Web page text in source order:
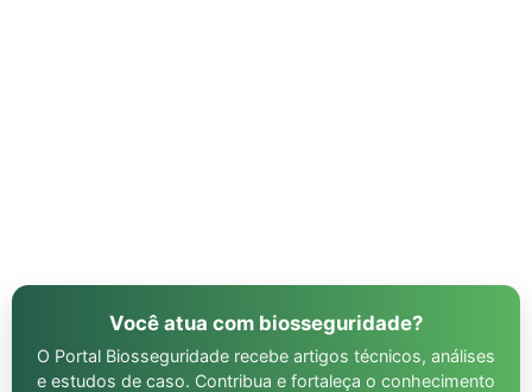
Você atua com biosseguridade?
O Portal Biosseguridade recebe artigos técnicos, análises
e estudos de caso. Contribua e fortaleça o conhecimento